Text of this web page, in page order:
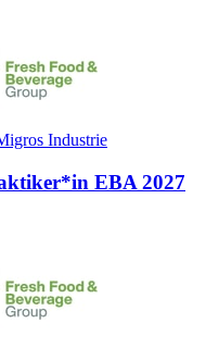
Industrie
EBA 2027